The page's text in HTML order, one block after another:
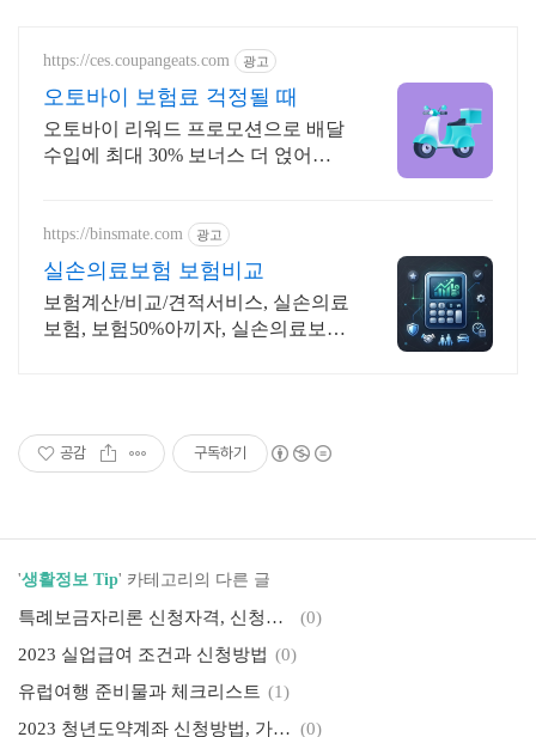
https://ces.coupangeats.com 광고
오토바이 보험료 걱정될 때
오토바이 리워드 프로모션으로 배달
수입에 최대 30% 보너스 더 얹어드
https://binsmate.com 광고
실손의료보험 보험비교
보험계산/비교/견적서비스, 실손의료
보험, 보험50%아끼자, 실손의료보험
공감 구독하기
'생활정보 Tip' 카테고리의 다른 글
특례보금자리론 신청자격, 신청방법 완벽정리
(0)
2023 실업급여 조건과 신청방법 (0)
유럽여행 준비물과 체크리스트 (1)
2023 청년도약계좌 신청방법, 가입조건 정리 (0)